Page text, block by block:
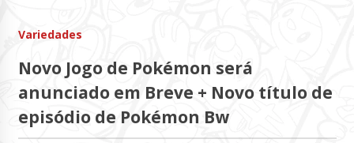
Variedades
Novo Jogo de Pokémon será
anunciado em Breve + Novo título de
episódio de Pokémon Bw